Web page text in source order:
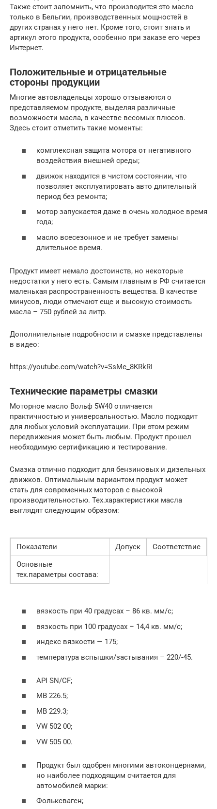
Также стоит запомнить, что производится это масло
только в Бельгии, производственных мощностей в
других странах у него нет. Кроме того, стоит знать и
артикул этого продукта, особенно при заказе его через
Интернет.
Положительные и отрицательные
стороны продукции
Многие автовладельцы хорошо отзываются о
представляемом продукте, выделяя различные
возможности масла, в качестве весомых плюсов.
Здесь стоит отметить такие моменты:
комплексная защита мотора от негативного
воздействия внешней среды;
движок находится в чистом состоянии, что
позволяет эксплуатировать авто длительный
период без ремонта;
мотор запускается даже в очень холодное время
года;
масло всесезонное и не требует замены
длительное время.
Продукт имеет немало достоинств, но некоторые
недостатки у него есть. Самым главным в РФ считается
маленькая распространенность вещества. В качестве
минусов, люди отмечают еще и высокую стоимость
масла – 750 рублей за литр.
Дополнительные подробности и смазке представлены
в видео:
https://youtube.com/watch?v=SsMe_8KRkRI
Технические параметры смазки
Моторное масло Вольф 5W40 отличается
практичностью и универсальностью. Масло подходит
для любых условий эксплуатации. При этом режим
передвижения может быть любым. Продукт прошел
необходимую сертификацию и тестирование.
Смазка отлично подходит для бензиновых и дизельных
движков. Оптимальным вариантом продукт может
стать для современных моторов с высокой
производительностью. Тех.характеристики масла
выглядят следующим образом:
Показатели Допуск
Соответствие
Основные
тех.параметры состава:
вязкость при 40 градусах – 86 кв. мм/с;
вязкость при 100 градусах – 14,4 кв. мм/с;
индекс вязкости — 175;
температура вспышки/застывания – 220/-45.
API SN/CF;
MB 226.5;
MB 229.3;
VW 502 00;
VW 505 00.
Продукт был одобрен многими автоконцернами,
но наиболее подходящим считается для
автомобилей марки:
Фольксваген;